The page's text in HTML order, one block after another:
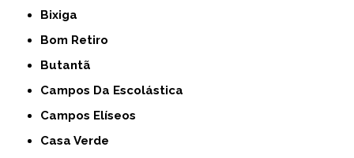
Bixiga
Bom Retiro
Butantã
Campos Da Escolástica
Campos Elíseos
Casa Verde